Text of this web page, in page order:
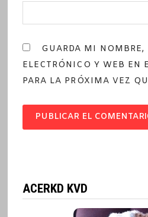
GUARDA MI NOMBRE,
ELECTRÓNICO Y WEB EN
PARA LA PRÓXIMA VEZ
ACERKD KVD